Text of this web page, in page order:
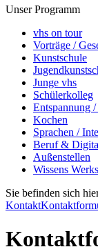
Unser Programm
vhs on tour
Vorträge /
Kunstschule
Junge vhs
Schülerkolleg
Entspannung
Kochen
Sprachen /
Beruf &
Außenstellen
Wissens
Sie befinden sich
Kontakt